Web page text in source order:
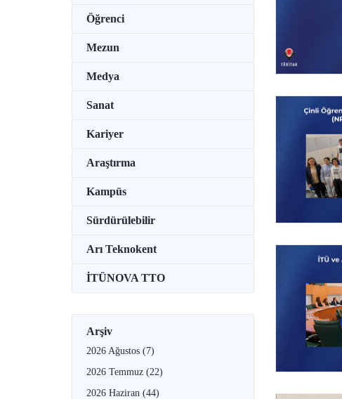
Öğrenci
Mezun
Medya
Sanat
Kariyer
Araştırma
Kampüs
Sürdürülebilir
Arı Teknokent
İTÜNOVA TTO
Arşiv
2026 Ağustos (7)
2026 Temmuz (22)
2026 Haziran (44)